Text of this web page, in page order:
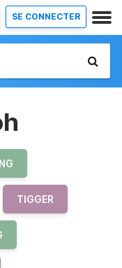
SE CONNECTER
TIGGER